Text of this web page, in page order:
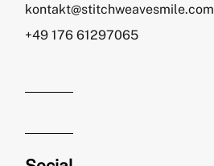
kontakt@stitchweavesmile.com
+49 176 61297065